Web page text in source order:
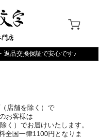
返品交換保証で安心です♪
店舗を除く）で
お客様は
く）でお届けいたします。
全国一律1100円となりま